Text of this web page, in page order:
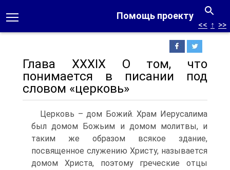
Помощь проекту
<< ↑ >>
Глава XXXIX О том, что
понимается в писании под
словом «церковь»
Церковь – дом Божий. Храм Иерусалима
был домом Божьим и домом молитвы, и
таким же образом всякое здание,
посвященное служению Христу, называется
домом Христа, поэтому греческие отцы